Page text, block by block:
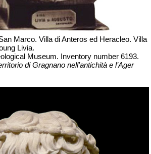
Marco. Villa di Anteros ed Heracleo. Villa
Livia.
Museum.
Inventory number 6193.
di Gragnano nell’antichità e l’Ager